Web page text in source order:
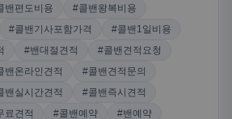
밴편도비용
#콜밴왕복비용
#콜밴기사포함가격
#콜밴1일비용
#밴대절견적
#콜밴견적요청
밴온라인견적
#콜밴견적문의
밴실시간견적
#콜밴즉시견적
료견적 #콜밴예약
#밴예약